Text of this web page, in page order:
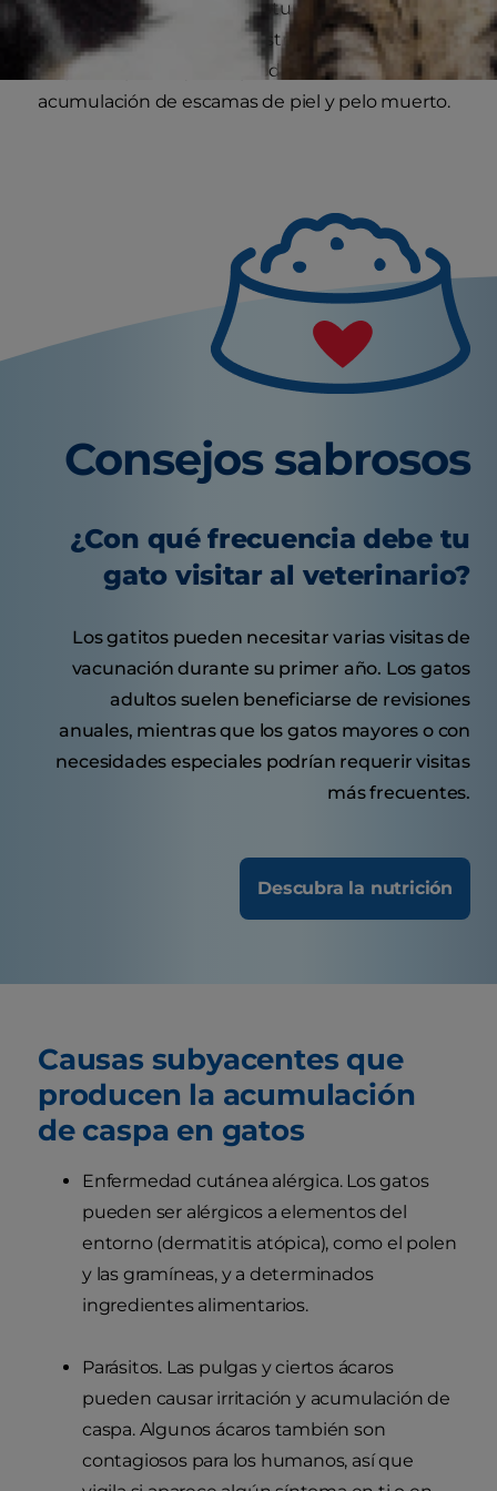
dificulta las acrobáticas posturas que
acostumbran adoptar nuestros gatos al
limpiarse, por lo que se produce una
acumulación de escamas de piel y pelo muerto.
Consejos sabrosos
¿Con qué frecuencia debe tu
gato visitar al veterinario?
Los gatitos pueden necesitar varias visitas de
vacunación durante su primer año. Los gatos
adultos suelen beneficiarse de revisiones
anuales, mientras que los gatos mayores o con
necesidades especiales podrían requerir visitas
más frecuentes.
Descubra la nutrición
Causas subyacentes que
producen la acumulación
de caspa en gatos
Enfermedad cutánea alérgica. Los gatos
pueden ser alérgicos a elementos del
entorno (dermatitis atópica), como el polen
y las gramíneas, y a determinados
ingredientes alimentarios.
Parásitos. Las pulgas y ciertos ácaros
pueden causar irritación y acumulación de
caspa. Algunos ácaros también son
contagiosos para los humanos, así que